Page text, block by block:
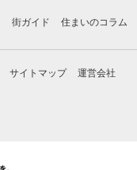
街ガイド 住まいのコラム
サイトマップ 運営会社